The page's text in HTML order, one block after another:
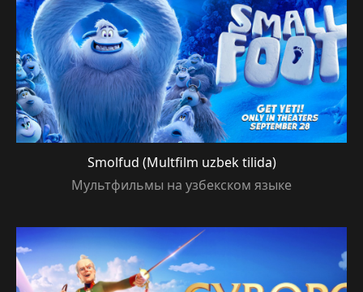
Smolfud (Multfilm uzbek tilida)
Мультфильмы на узбекском языке